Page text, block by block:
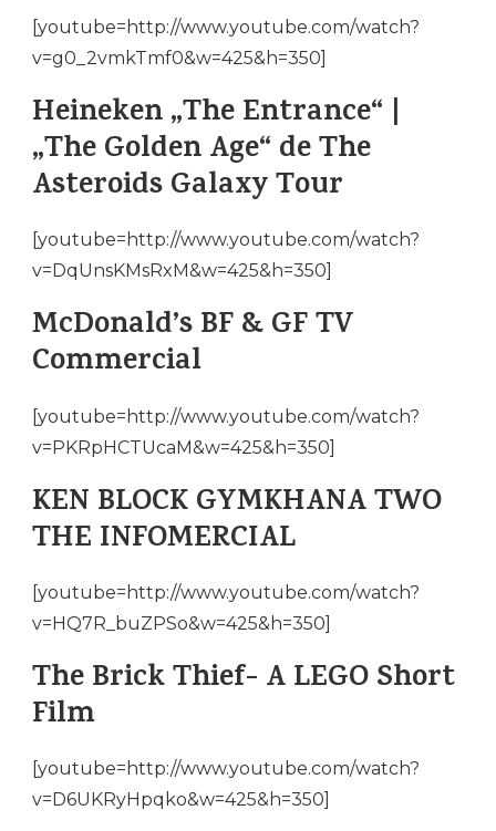
[youtube=http://www.youtube.com/watch?
v=g0_2vmkTmf0&w=425&h=350]
Heineken „The Entrance“ |
„The Golden Age“ de The
Asteroids Galaxy Tour
[youtube=http://www.youtube.com/watch?
v=DqUnsKMsRxM&w=425&h=350]
McDonald’s BF & GF TV
Commercial
[youtube=http://www.youtube.com/watch?
v=PKRpHCTUcaM&w=425&h=350]
KEN BLOCK GYMKHANA TWO
THE INFOMERCIAL
[youtube=http://www.youtube.com/watch?
v=HQ7R_buZPSo&w=425&h=350]
The Brick Thief- A LEGO Short
Film
[youtube=http://www.youtube.com/watch?
v=D6UKRyHpqko&w=425&h=350]